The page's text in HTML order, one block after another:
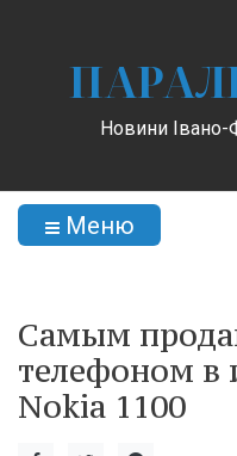
Новини Івано-
Меню
Самым
телефоном в
Nokia 1100